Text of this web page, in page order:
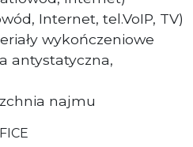
Internet, tel.VoIP, TV)
wykończeniowe
antystatyczna,
najmu